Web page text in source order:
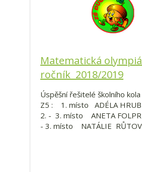
Matematická
ročník 2018/2019
Úspěšní řešitelé školního
Z5 : 1. místo ADÉLA
2. - 3. místo ANETA
- 3. místo NATÁLIE